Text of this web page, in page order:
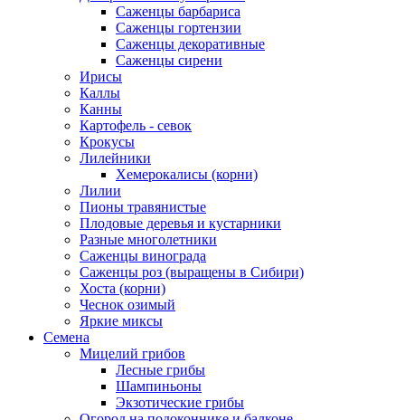
Саженцы барбариса
Саженцы гортензии
Саженцы декоративные
Саженцы сирени
Ирисы
Каллы
Канны
Картофель - севок
Крокусы
Лилейники
Хемерокалисы (корни)
Лилии
Пионы травянистые
Плодовые деревья и кустарники
Разные многолетники
Саженцы винограда
Саженцы роз (выращены в Сибири)
Хоста (корни)
Чеснок озимый
Яркие миксы
Семена
Мицелий грибов
Лесные грибы
Шампиньоны
Экзотические грибы